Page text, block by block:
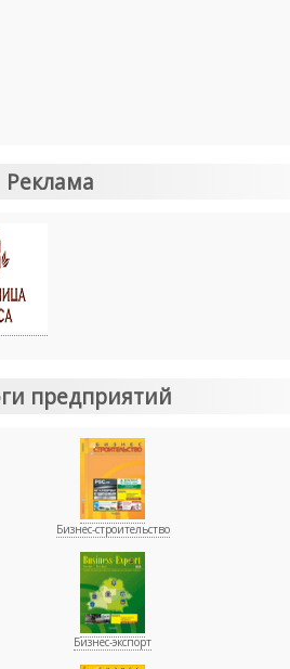
Реклама
предприятий
Бизнес-строительство
Бизнес-экспорт